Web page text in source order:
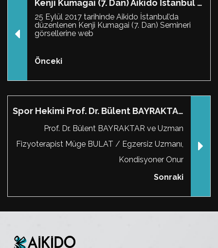
Kenji Kumagai (7. Dan) Aikido İstanbul Semineri
25 Eylül 2017 tarihinde Aikido İstanbul’da
düzenlenen Kenji Kumagai (7. Dan) Semineri
görsellerine web
Önceki
Spor Hekimi Prof. Dr. Bülent BAYRAKTAR Semineri
Prof. Dr. Bülent BAYRAKTAR ve Uzman
Fizyoterapist Müge BULAT / Egzersiz Uzmanı,
Kondisyoner Onur
Sonraki